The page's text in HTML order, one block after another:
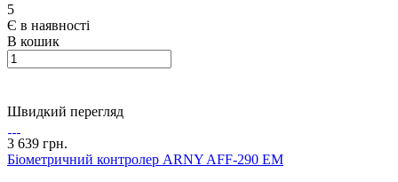
5
Є в наявності
В кошик
Швидкий перегляд
3 639 грн.
Біометричний контролер ARNY AFF-290 EM